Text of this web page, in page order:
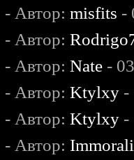
- Автор:misfits -
- Автор:
- Автор:Nate -
- Автор:Ktylxy -
- Автор:Ktylxy -
- Автор: